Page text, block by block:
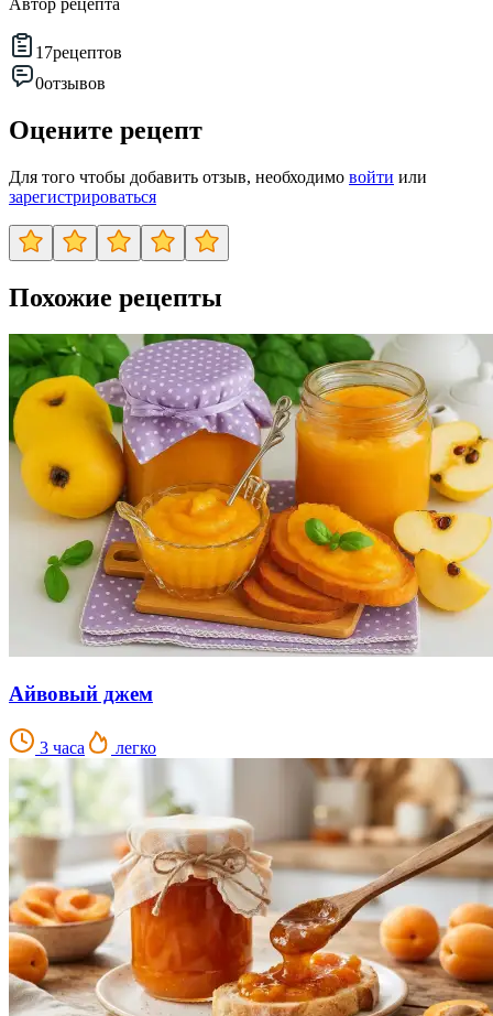
17рецептов
0отзывов
Оцените рецепт
Для того чтобы добавить отзыв, необходимо войти или
зарегистрироваться
Похожие рецепты
Айвовый джем
3 часа легко